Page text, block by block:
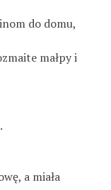
do domu,
małpy i
a miała